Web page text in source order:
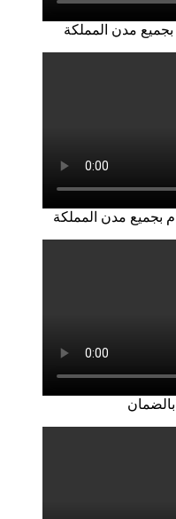
مدن المملكة
بجميع مدن المملكة